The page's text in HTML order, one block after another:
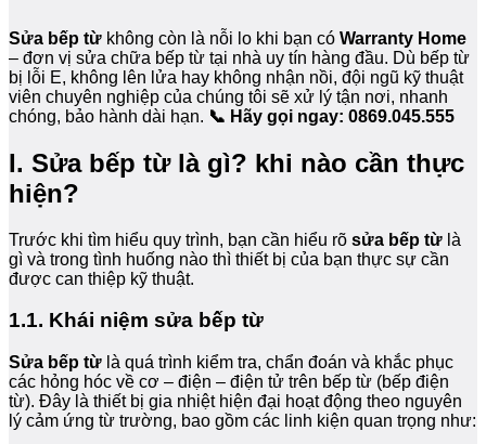
Sửa bếp từ không còn là nỗi lo khi bạn có Warranty Home
– đơn vị sửa chữa bếp từ tại nhà uy tín hàng đầu. Dù bếp từ
bị lỗi E, không lên lửa hay không nhận nồi, đội ngũ kỹ thuật
viên chuyên nghiệp của chúng tôi sẽ xử lý tận nơi, nhanh
chóng, bảo hành dài hạn. 📞 Hãy gọi ngay: 0869.045.555
I. Sửa bếp từ là gì? khi nào cần thực
hiện?
Trước khi tìm hiểu quy trình, bạn cần hiểu rõ sửa bếp từ là
gì và trong tình huống nào thì thiết bị của bạn thực sự cần
được can thiệp kỹ thuật.
1.1. Khái niệm sửa bếp từ
Sửa bếp từ là quá trình kiểm tra, chẩn đoán và khắc phục
các hỏng hóc về cơ – điện – điện tử trên bếp từ (bếp điện
từ). Đây là thiết bị gia nhiệt hiện đại hoạt động theo nguyên
lý cảm ứng từ trường, bao gồm các linh kiện quan trọng như: